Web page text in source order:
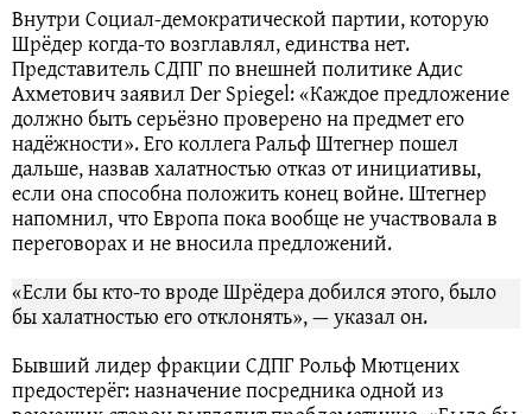
Внутри Социал-демократической партии, которую
Шрёдер когда-то возглавлял, единства нет.
Представитель СДПГ по внешней политике Адис
Ахметович заявил Der Spiegel: «Каждое предложение
должно быть серьёзно проверено на предмет его
надёжности». Его коллега Ральф Штегнер пошел
дальше, назвав халатностью отказ от инициативы,
если она способна положить конец войне. Штегнер
напомнил, что Европа пока вообще не участвовала в
переговорах и не вносила предложений.
«Если бы кто-то вроде Шрёдера добился этого, было
бы халатностью его отклонять», — указал он.
Бывший лидер фракции СДПГ Рольф Мютцених
предостерёг: назначение посредника одной из